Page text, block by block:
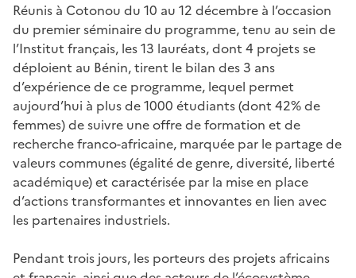
Réunis à Cotonou du 10 au 12 décembre à l’occasion
du premier séminaire du programme, tenu au sein de
l’Institut français, les 13 lauréats, dont 4 projets se
déploient au Bénin, tirent le bilan des 3 ans
d’expérience de ce programme, lequel permet
aujourd’hui à plus de 1000 étudiants (dont 42% de
femmes) de suivre une offre de formation et de
recherche franco-africaine, marquée par le partage de
valeurs communes (égalité de genre, diversité, liberté
académique) et caractérisée par la mise en place
d’actions transformantes et innovantes en lien avec
les partenaires industriels.
Pendant trois jours, les porteurs des projets africains